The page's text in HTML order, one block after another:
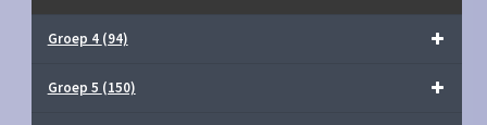
Groep 4 (94)
Groep 5 (150)